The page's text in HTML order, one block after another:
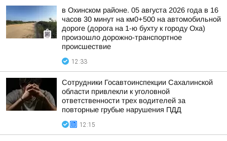
в Охинском районе. 05 августа 2026 года в 16
часов 30 минут на км0+500 на автомобильной
дороге (дорога на 1-ю бухту к городу Оха)
произошло дорожно-транспортное
происшествие
12:33
Сотрудники Госавтоинспекции Сахалинской
области привлекли к уголовной
ответственности трех водителей за
повторные грубые нарушения ПДД
12:15